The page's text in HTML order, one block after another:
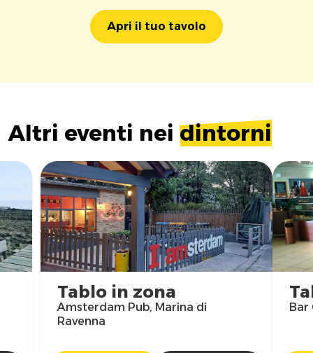
Apri il tuo tavolo
Altri eventi nei dintorni
Tablo in zona
Amsterdam Pub, Marina di
Ravenna
Bar